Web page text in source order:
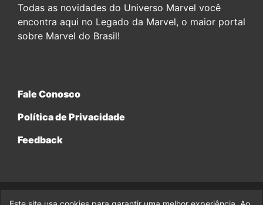
Todas as novidades do Universo Marvel você
encontra aqui no Legado da Marvel, o maior portal
sobre Marvel do Brasil!
Fale Conosco
Política de Privacidade
Feedback